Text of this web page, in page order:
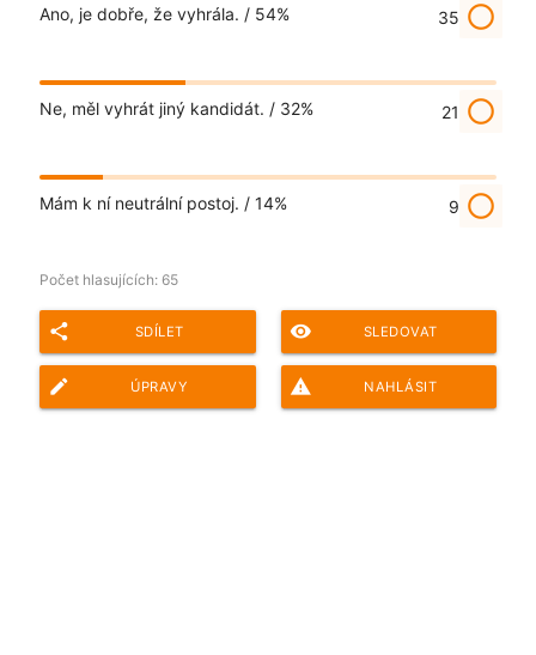
Ano, je dobře, že vyhrála. / 54% 35 radio_button_unchecked
Ne, měl vyhrát jiný kandidát. / 32% 21 radio_button_unchecked
Mám k ní neutrální postoj. / 14% 9 radio_button_unchecked
Počet hlasujících: 65
share SDÍLET remove_red_eye SLEDOVAT
edit ÚPRAVY report_problem NAHLÁSIT